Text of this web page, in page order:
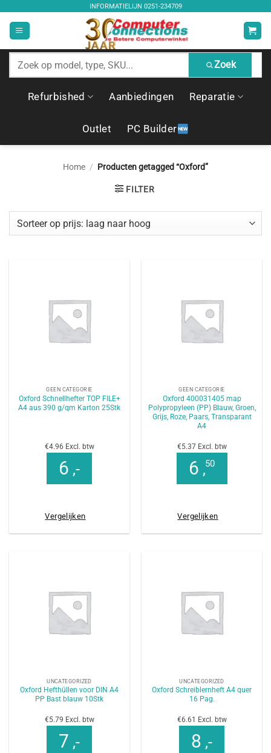
inhoud
INFORMATIELIJN 0251-234709
Zoek
producten
Zoek
Refurbished Aanbiedingen Reparatie
Outlet PC Builder
Home / Producten getagged “Oxford”
FILTER
GEEN CATEGORIE
Oxford Schnellhefter TOP FILE+
A4 aus 390 g/qm Karton 25Stk
€4.96 Excl. btw
6 ,-
Vergelijken
GEEN CATEGORIE
Oxford 400031405 map
Polypropyleen (PP) Blauw, Groen,
Grijs, Roze, Paars, Transparant
A4
€5.37 Excl. btw
6 ,50
Vergelijken
UNCATEGORIZED
Oxford Hefthüllen voor DIN A4
PP Bast blauw 10Stk
€5.79 Excl. btw
7 ,-
UNCATEGORIZED
Oxford Schreiblernheft A4 quer
16 Pag.
€6.61 Excl. btw
8 ,-